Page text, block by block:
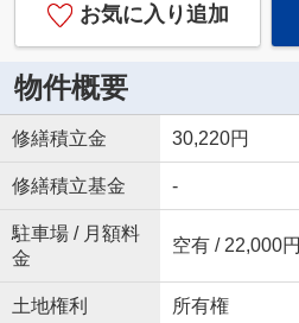
お気に入り追加
物件概要
修繕積立金 30,220円
修繕積立基金 -
駐車場 / 月額料
金
空有 / 22,000円
土地権利 所有権